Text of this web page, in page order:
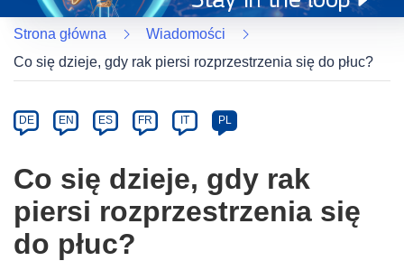
w
nowym
oknie)
Strona główna
Wiadomości
Co się dzieje, gdy rak piersi rozprzestrzenia się do płuc?
Category
Article
available
the
following
languages:
DE EN ES FR IT PL
Co się dzieje, gdy rak
piersi rozprzestrzenia się
do płuc?